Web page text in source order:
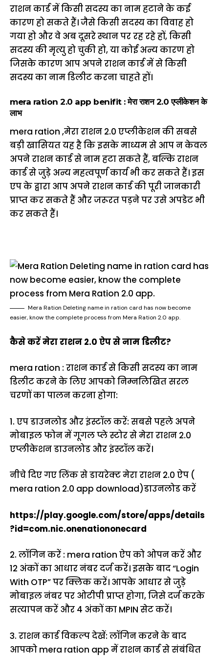
राशन कार्ड में किसी सदस्य का नाम हटाने के कई
कारण हो सकते हैं। जैसे किसी सदस्य का विवाह हो
गया हो और वे अब दूसरे स्थान पर रह रहे हों, किसी
सदस्य की मृत्यु हो चुकी हो, या कोई अन्य कारण हो
जिसके कारण आप अपने राशन कार्ड में से किसी
सदस्य का नाम डिलीट करना चाहते हों।
mera ration 2.0 app benifit : मेरा राशन 2.0 एप्लीकेशन के
लाभ
mera ration ,मेरा राशन 2.0 एप्लीकेशन की सबसे
बड़ी खासियत यह है कि इसके माध्यम से आप न केवल
अपने राशन कार्ड से नाम हटा सकते हैं, बल्कि राशन
कार्ड से जुड़े अन्य महत्वपूर्ण कार्य भी कर सकते हैं। इस
एप के द्वारा आप अपने राशन कार्ड की पूरी जानकारी
प्राप्त कर सकते हैं और जरूरत पड़ने पर उसे अपडेट भी
कर सकते हैं।
Mera Ration Deleting name in ration card has now become
easier, know the complete process from Mera Ration 2.0 app.
कैसे करें मेरा राशन 2.0 ऐप से नाम डिलीट?
mera ration : राशन कार्ड से किसी सदस्य का नाम
डिलीट करने के लिए आपको निम्नलिखित सरल
चरणों का पालन करना होगा:
1. एप डाउनलोड और इंस्टॉल करें: सबसे पहले अपने
मोबाइल फोन में गूगल प्ले स्टोर से मेरा राशन 2.0
एप्लीकेशन डाउनलोड और इंस्टॉल करें।
नीचे दिए गए लिंक से डायरेक्ट मेरा राशन 2.0 ऐप (
mera ration 2.0 app download)डाउनलोड करें
https://play.google.com/store/apps/details
?id=com.nic.onenationonecard
2. लॉगिन करें : mera ration ऐप को ओपन करें और
12 अंकों का आधार नंबर दर्ज करें। इसके बाद “Login
With OTP” पर क्लिक करें। आपके आधार से जुड़े
मोबाइल नंबर पर ओटीपी प्राप्त होगा, जिसे दर्ज करके
सत्यापन करें और 4 अंकों का MPIN सेट करें।
3. राशन कार्ड विकल्प देखें: लॉगिन करने के बाद
आपको mera ration app में राशन कार्ड से संबंधित